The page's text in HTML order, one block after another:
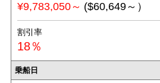
¥9,783,050～ ($60,649～）
割引率
18％
乗船日